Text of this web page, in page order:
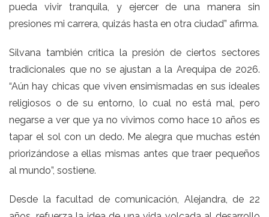
pueda vivir tranquila, y ejercer de una manera sin
presiones mi carrera, quizás hasta en otra ciudad” afirma.
Silvana también critica la presión de ciertos sectores
tradicionales que no se ajustan a la Arequipa de 2026.
“Aún hay chicas que viven ensimismadas en sus ideales
religiosos o de su entorno, lo cual no está mal, pero
negarse a ver que ya no vivimos como hace 10 años es
tapar el sol con un dedo. Me alegra que muchas estén
priorizándose a ellas mismas antes que traer pequeños
al mundo”, sostiene.
Desde la facultad de comunicación, Alejandra, de 22